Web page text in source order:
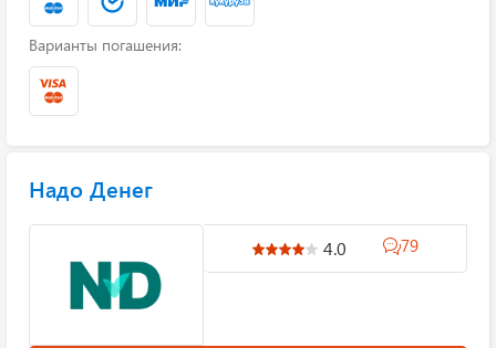
Варианты погашения:
Надо Денег
4.0 79